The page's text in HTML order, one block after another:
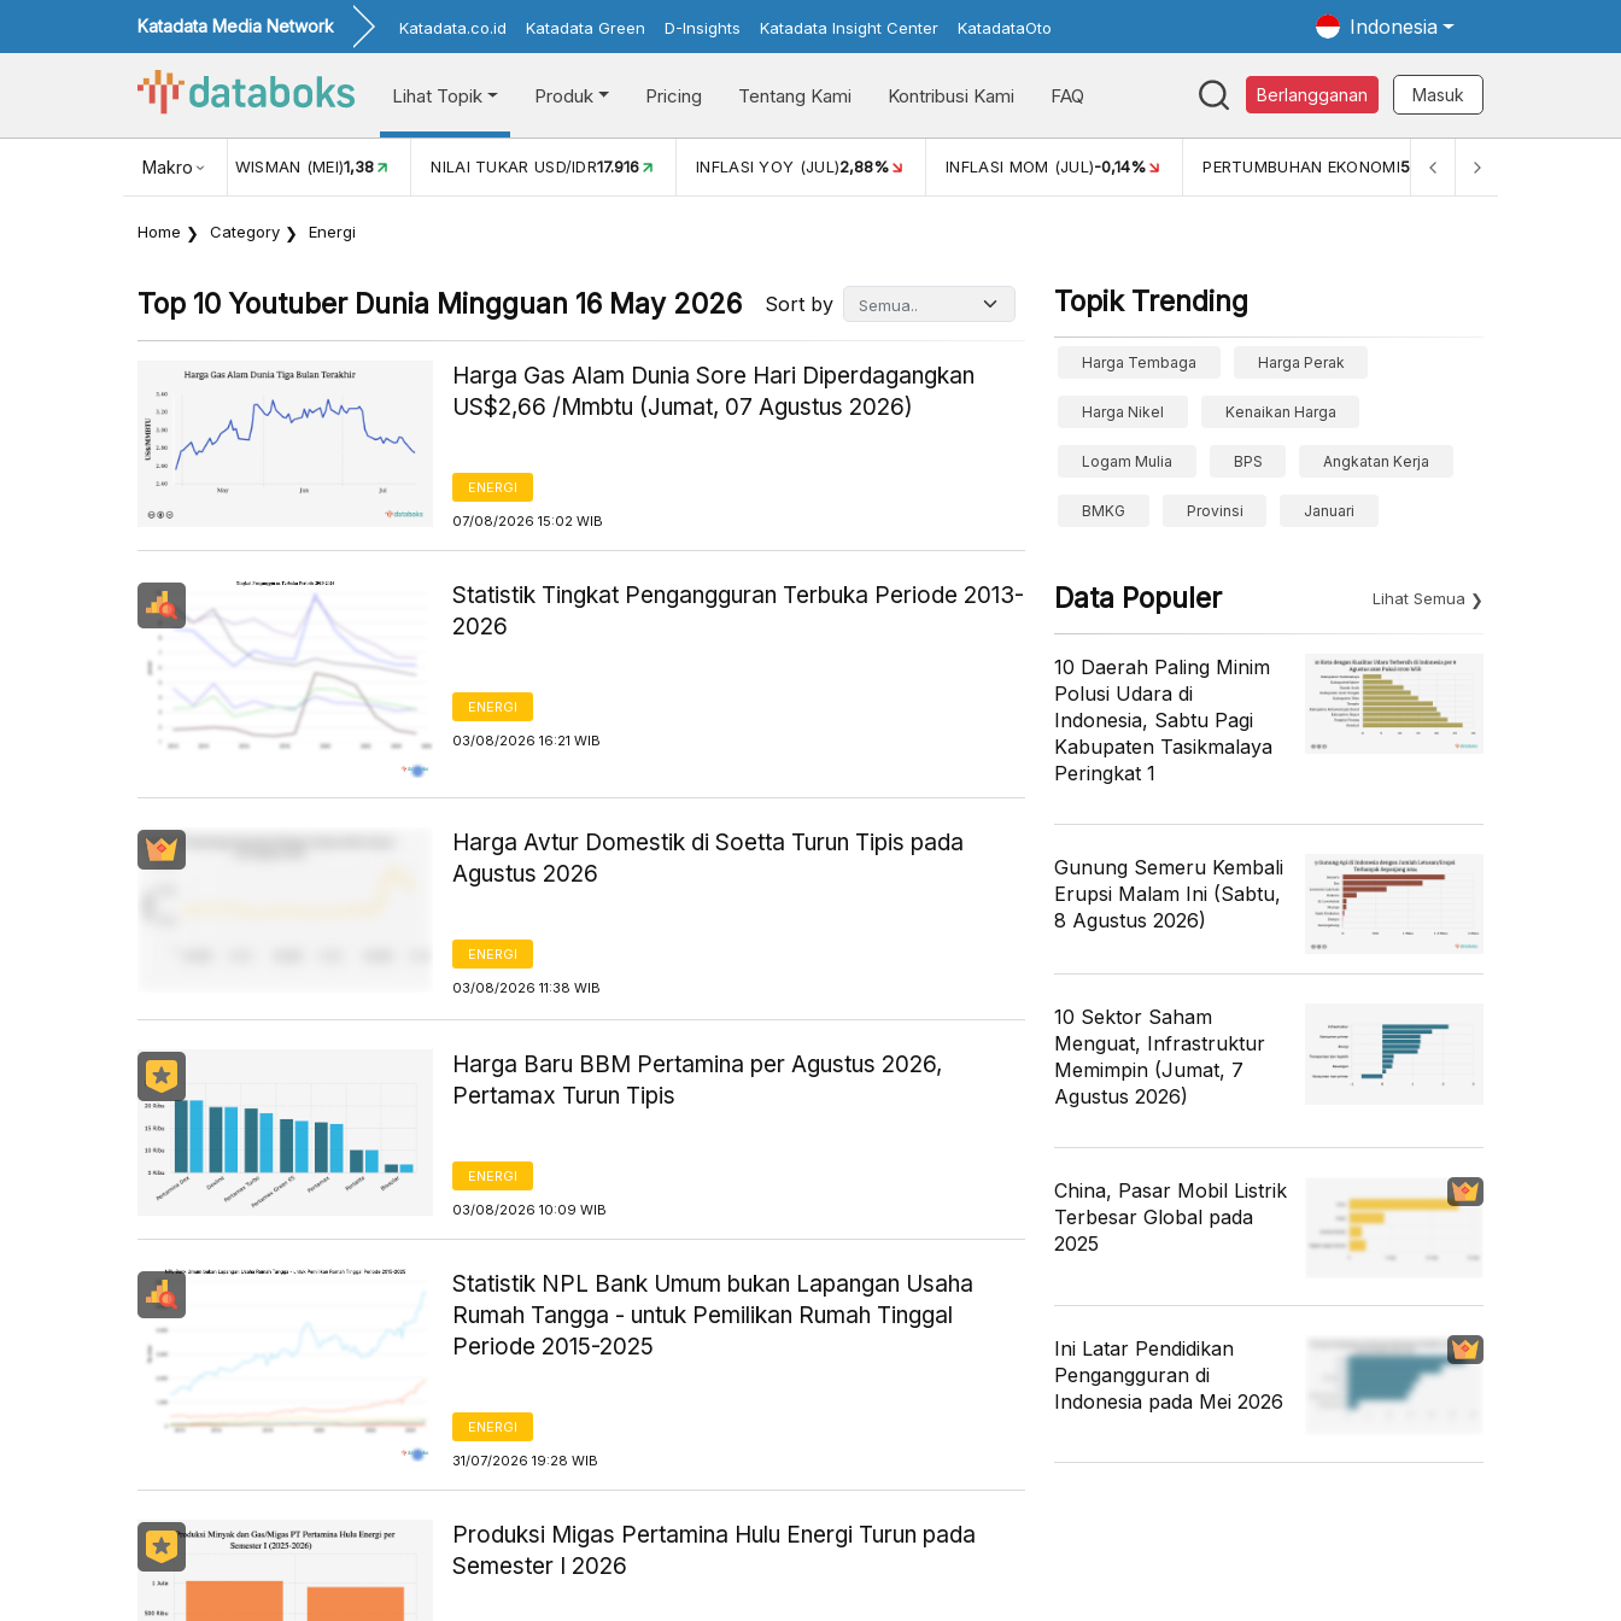
Katadata Media Network Katadata.co.id Katadata Green D-Insights Katadata Insight Center KatadataOto Indonesia
Lihat Topik Produk Pricing Tentang Kami Kontribusi Kami FAQ Berlangganan Masuk
Makro
NILAI TUKAR USD/IDR17.916 INFLASI YOY (JUL)2,88% INFLASI MOM (JUL)-0,14% PERTUMBUHAN EKONOMI5,11% PERTUMBUHAN EKONOMI (YOY) (Q1)5,61%
Home Category Energi
Top 10 Youtuber Dunia Mingguan 16 May 2026 Sort by
Harga Gas Alam Dunia Sore Hari Diperdagangkan
US$2,66 /Mmbtu (Jumat, 07 Agustus 2026)
ENERGI
07/08/2026 15:02 WIB
Statistik Tingkat Pengangguran Terbuka Periode 2013-
2026
ENERGI
03/08/2026 16:21 WIB
Harga Avtur Domestik di Soetta Turun Tipis pada
Agustus 2026
ENERGI
03/08/2026 11:38 WIB
Harga Baru BBM Pertamina per Agustus 2026,
Pertamax Turun Tipis
ENERGI
03/08/2026 10:09 WIB
Statistik NPL Bank Umum bukan Lapangan Usaha
Rumah Tangga - untuk Pemilikan Rumah Tinggal
Periode 2015-2025
ENERGI
31/07/2026 19:28 WIB
Produksi Migas Pertamina Hulu Energi Turun pada
Semester I 2026
Topik Trending
Harga Tembaga Harga Perak
Harga Nikel Kenaikan Harga
Logam Mulia BPS Angkatan Kerja
BMKG Provinsi Januari
Data Populer Lihat Semua
10 Daerah Paling Minim
Polusi Udara di
Indonesia, Sabtu Pagi
Kabupaten Tasikmalaya
Peringkat 1
Gunung Semeru Kembali
Erupsi Malam Ini (Sabtu,
8 Agustus 2026)
10 Sektor Saham
Menguat, Infrastruktur
Memimpin (Jumat, 7
Agustus 2026)
China, Pasar Mobil Listrik
Terbesar Global pada
2025
Ini Latar Pendidikan
Pengangguran di
Indonesia pada Mei 2026